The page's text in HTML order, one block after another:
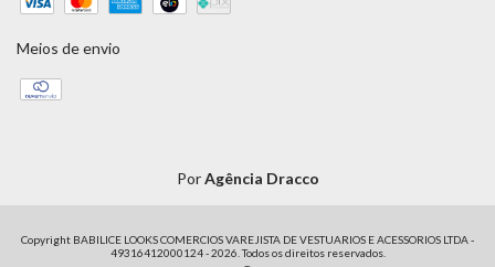
Meios de envio
PorAgência Dracco
Copyright BABILICE LOOKS COMERCIOS VAREJISTA DE VESTUARIOS E ACESSORIOS LTDA -
49316412000124 - 2026. Todos os direitos reservados.